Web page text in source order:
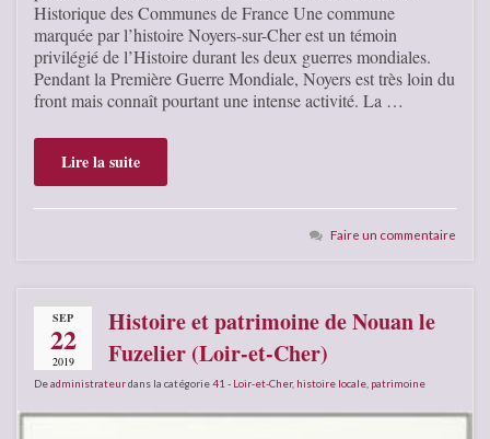
Historique des Communes de France Une commune
marquée par l’histoire Noyers-sur-Cher est un témoin
privilégié de l’Histoire durant les deux guerres mondiales.
Pendant la Première Guerre Mondiale, Noyers est très loin du
front mais connaît pourtant une intense activité. La …
Lire la suite
Faire un commentaire
SEP
22
2019
Histoire et patrimoine de Nouan le
Fuzelier (Loir-et-Cher)
Deadministrateurdans la catégorie41 - Loir-et-Cher, histoire locale patrimoine